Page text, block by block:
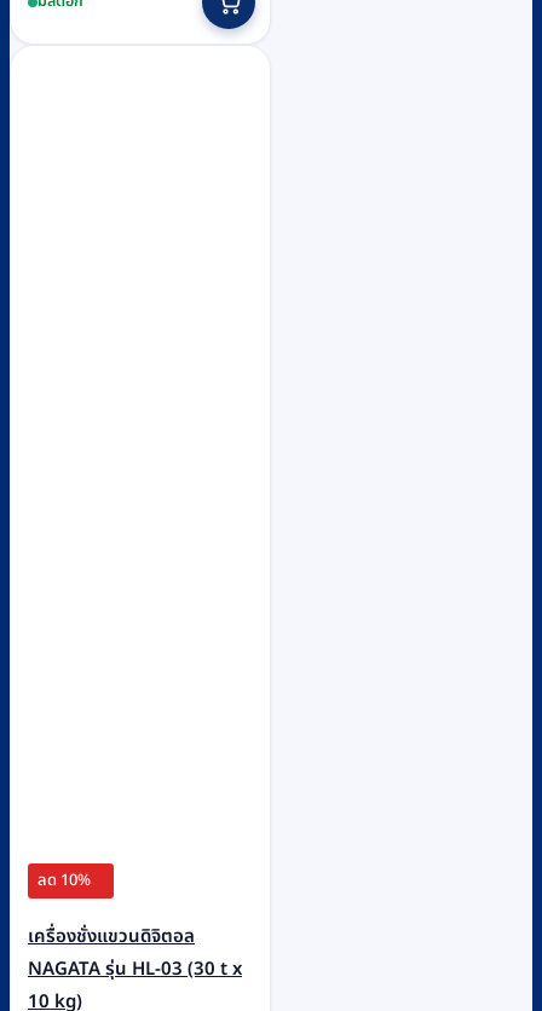
was:
฿466,250.
is:
฿422,000.
ลด 10%
เครื่องชั่งแขวนดิจิตอล
NAGATA รุ่น HL-03 (30 t x
10 kg)